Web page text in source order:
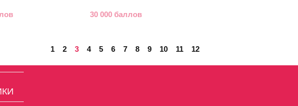
30 000 баллов
1 2 3 4 5 6 7 8 9 10 11 12